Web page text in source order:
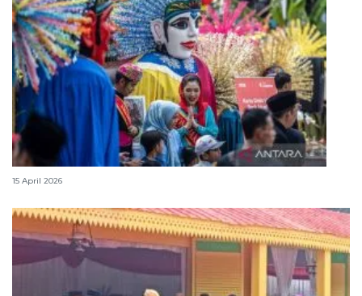
Lebaran Betawi, harmoni tradisi dan kota global
15 April 2026